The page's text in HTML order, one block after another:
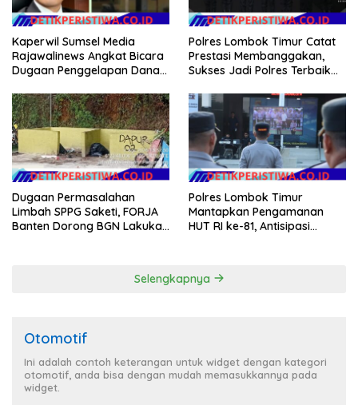
Kaperwil Sumsel Media
Rajawalinews Angkat Bicara
Dugaan Penggelapan Dana
Argomulyo Belitang Jaya
Hilang 3 Bulan Bawa
Anggaran Pembangunan
Polres Lombok Timur Catat
Prestasi Membanggakan,
Sukses Jadi Polres Terbaik
NTB
Dugaan Permasalahan
Limbah SPPG Saketi, FORJA
Banten Dorong BGN Lakukan
Polres Lombok Timur
Mantapkan Pengamanan
HUT RI ke-81, Antisipasi
Selengkapnya
Otomotif
Ini adalah contoh keterangan untuk widget dengan kategori
otomotif, anda bisa dengan mudah memasukkannya pada
widget.